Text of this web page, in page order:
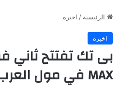
الرئيسية / اخيره
اخيره
MAX في مول العرب